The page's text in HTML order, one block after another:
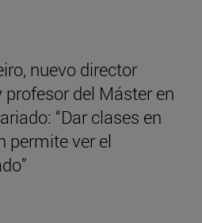
nuevo director
del Máster en
“Dar clases en
permite ver el